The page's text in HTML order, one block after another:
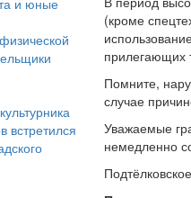
и юные
встретился
(кроме
прилегающих
Помните,
случае
Уважаемые
немедленно